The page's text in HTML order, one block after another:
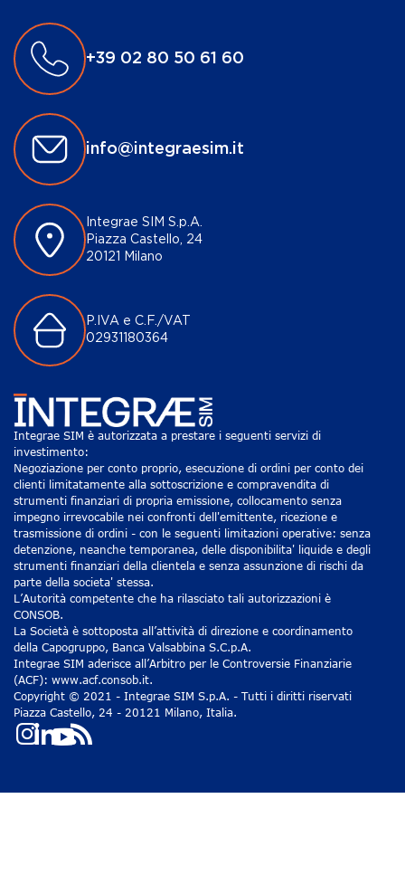
+39 02 80 50 61 60
info@integraesim.it
Integrae SIM S.p.A.
Piazza Castello, 24
20121 Milano
P.IVA e C.F./VAT
02931180364
Integrae SIM è autorizzata a prestare i seguenti servizi di
investimento:
Negoziazione per conto proprio, esecuzione di ordini per conto dei
clienti limitatamente alla sottoscrizione e compravendita di
strumenti finanziari di propria emissione, collocamento senza
impegno irrevocabile nei confronti dell'emittente, ricezione e
trasmissione di ordini - con le seguenti limitazioni operative: senza
detenzione, neanche temporanea, delle disponibilita' liquide e degli
strumenti finanziari della clientela e senza assunzione di rischi da
parte della societa' stessa.
L’Autorità competente che ha rilasciato tali autorizzazioni è
CONSOB.
La Società è sottoposta all’attività di direzione e coordinamento
della Capogruppo, Banca Valsabbina S.C.p.A.
Integrae SIM aderisce all’Arbitro per le Controversie Finanziarie
(ACF): www.acf.consob.it.
Copyright © 2021 - Integrae SIM S.p.A. - Tutti i diritti riservati
Piazza Castello, 24 - 20121 Milano, Italia.